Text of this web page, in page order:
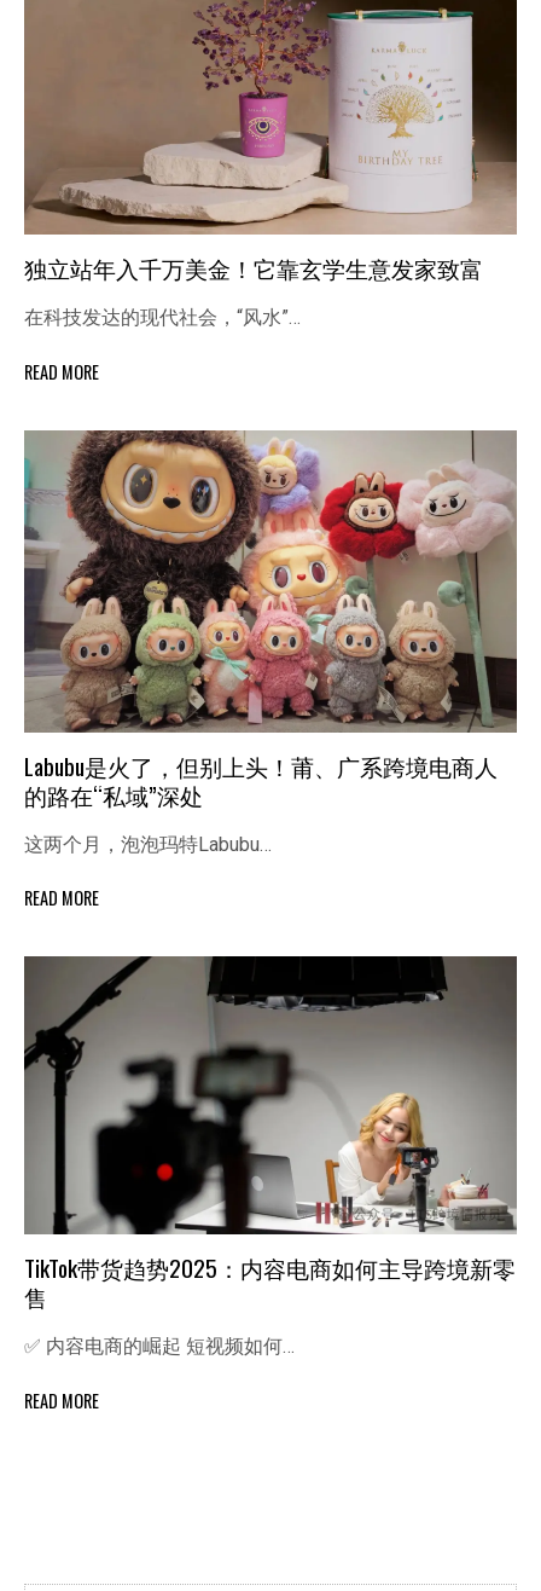
独立站年入千万美金！它靠玄学生意发家致富
在科技发达的现代社会，“风水”…
READ MORE
Labubu是火了，但别上头！莆、广系跨境电商人
的路在“私域”深处
这两个月，泡泡玛特Labubu…
READ MORE
TikTok带货趋势2025：内容电商如何主导跨境新零
售
✅ 内容电商的崛起 短视频如何…
READ MORE